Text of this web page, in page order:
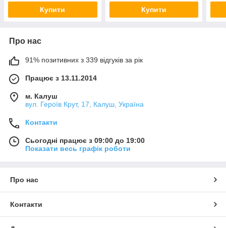
Купити Купити
Про нас
91% позитивних з 339 відгуків за рік
Працює з 13.11.2014
м. Калуш
вул. Героїв Крут, 17, Калуш, Україна
Контакти
Сьогодні працює з 09:00 до 19:00
Показати весь графік роботи
Про нас
Контакти